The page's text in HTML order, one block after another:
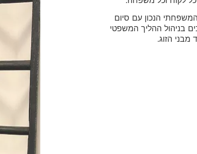
הנכון עם סיום
בניהול ההליך המשפטי
מבני הזוג.